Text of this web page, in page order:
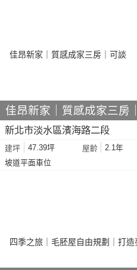
佳昂新家｜質感成家三房
新北市淡水區濱海路二段
建坪 47.39坪 屋齡 2.1年
坡道平面車位